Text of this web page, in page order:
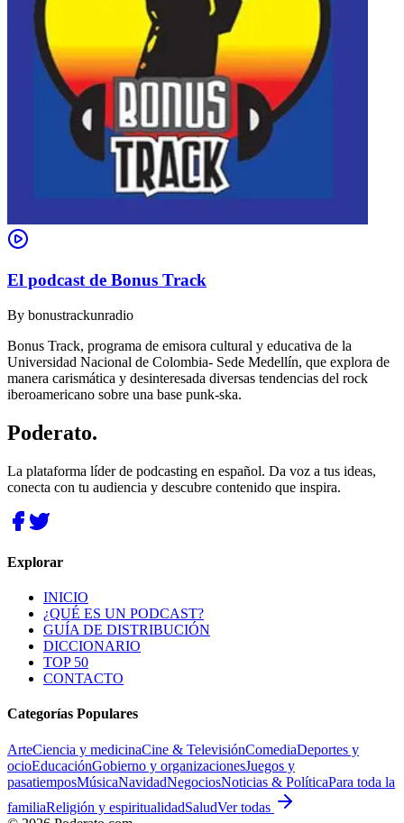
El podcast de Bonus Track
By bonustrackunradio
Bonus Track, programa de emisora cultural y educativa de la
Universidad Nacional de Colombia- Sede Medellín, que explora de
manera carismática y desinteresada diversas tendencias del rock
iberoamericano sobre una base punk-ska.
Poderato.
La plataforma líder de podcasting en español. Da voz a tus ideas,
conecta con tu audiencia y descubre contenido que inspira.
Explorar
INICIO
¿QUÉ ES UN PODCAST?
GUÍA DE DISTRIBUCIÓN
DICCIONARIO
TOP 50
CONTACTO
Categorías Populares
ArteCiencia y medicinaCine & TelevisiónComediaDeportes y
ocioEducaciónGobierno y organizacionesJuegos y
pasatiemposMúsicaNavidadNegociosNoticias & PolíticaPara toda la
familiaReligión y espiritualidadSaludVer todas